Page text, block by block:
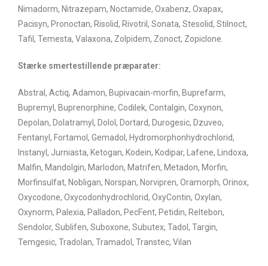
Nimadorm, Nitrazepam, Noctamide, Oxabenz, Oxapax,
Pacisyn, Pronoctan, Risolid, Rivotril, Sonata, Stesolid, Stilnoct,
Tafil, Temesta, Valaxona, Zolpidem, Zonoct, Zopiclone.
Stærke smertestillende præparater:
Abstral, Actiq, Adamon, Bupivacain-morfin, Buprefarm,
Bupremyl, Buprenorphine, Codilek, Contalgin, Coxynon,
Depolan, Dolatramyl, Dolol, Dortard, Durogesic, Dzuveo,
Fentanyl, Fortamol, Gemadol, Hydromorphonhydrochlorid,
Instanyl, Jurniasta, Ketogan, Kodein, Kodipar, Lafene, Lindoxa,
Malfin, Mandolgin, Marlodon, Matrifen, Metadon, Morfin,
Morfinsulfat, Nobligan, Norspan, Norvipren, Oramorph, Orinox,
Oxycodone, Oxycodonhydrochlorid, OxyContin, Oxylan,
Oxynorm, Palexia, Palladon, PecFent, Petidin, Reltebon,
Sendolor, Sublifen, Suboxone, Subutex, Tadol, Targin,
Temgesic, Tradolan, Tramadol, Transtec, Vilan